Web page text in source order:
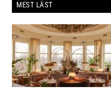
MEST LÄST